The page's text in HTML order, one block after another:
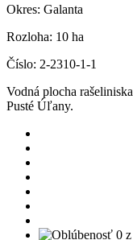
Okres: Galanta
Rozloha: 10 ha
Číslo: 2-2310-1-1
Vodná plocha
Pusté Úľany.